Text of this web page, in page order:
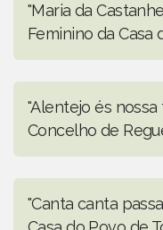
"Maria da
Feminino da Casa
"Alentejo és
Concelho de
"Canta canta